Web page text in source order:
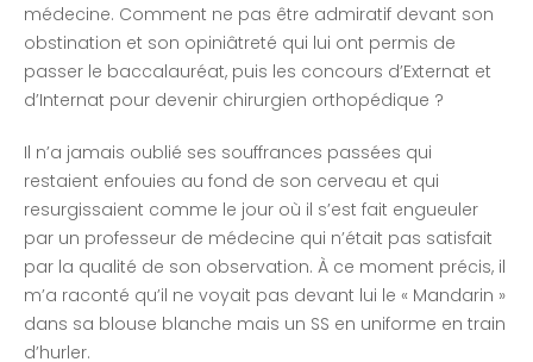
médecine. Comment ne pas être admiratif devant son
obstination et son opiniâtreté qui lui ont permis de
passer le baccalauréat, puis les concours d’Externat et
d’Internat pour devenir chirurgien orthopédique ?
Il n’a jamais oublié ses souffrances passées qui
restaient enfouies au fond de son cerveau et qui
resurgissaient comme le jour où il s’est fait engueuler
par un professeur de médecine qui n’était pas satisfait
par la qualité de son observation. À ce moment précis, il
m’a raconté qu’il ne voyait pas devant lui le « Mandarin »
dans sa blouse blanche mais un SS en uniforme en train
d’hurler.